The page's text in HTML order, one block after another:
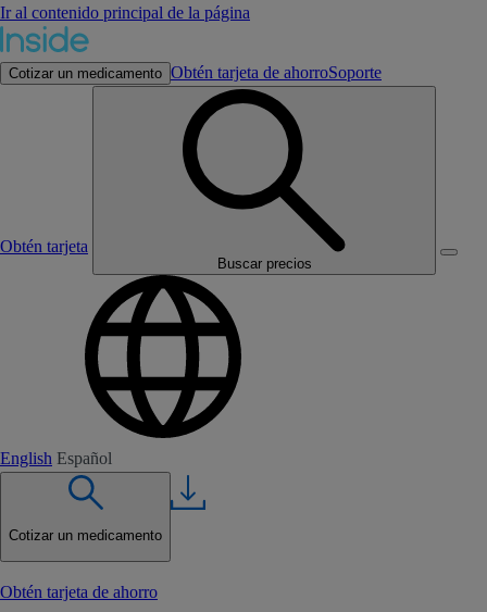
Ir al contenido principal de la página
Cotizar un medicamento Obtén tarjeta de ahorroSoporte
Obtén tarjeta
Buscar precios
English Español
Cotizar un medicamento
Obtén tarjeta de ahorro